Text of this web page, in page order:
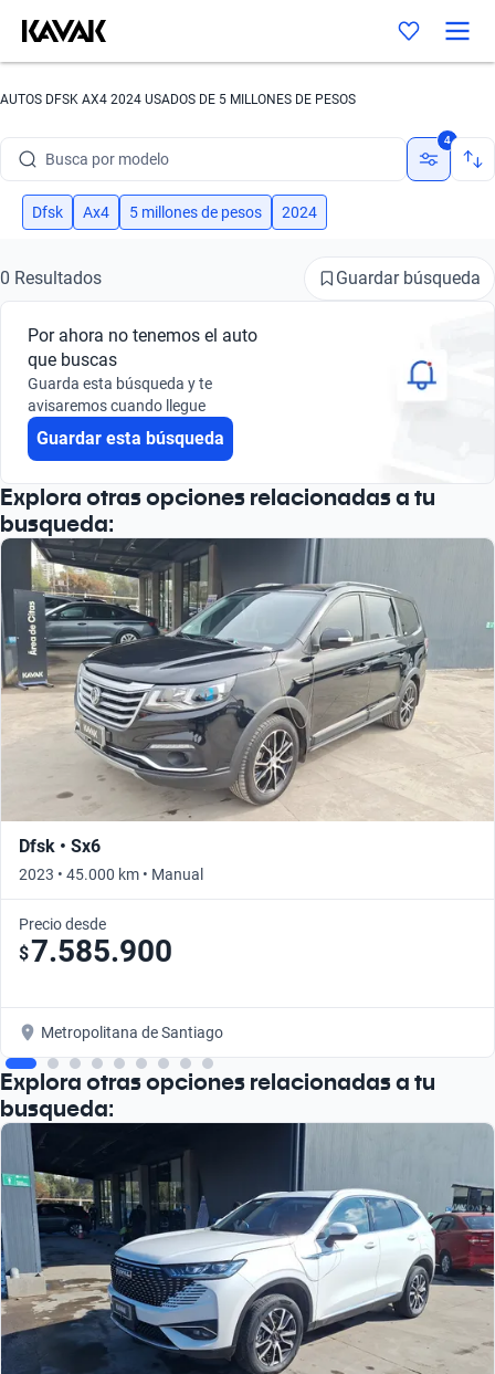
AUTOS DFSK AX4 2024 USADOS DE 5 MILLONES DE PESOS
Busca por modelo
Busca por versión
Busca por marca
Busca por modelo
Busca por versión
4
Dfsk Ax4 5 millones de pesos 2024
0 Resultados Guardar búsqueda
Por ahora no tenemos el auto
que buscas
Guarda esta búsqueda y te
avisaremos cuando llegue
Guardar esta búsqueda
Explora otras opciones relacionadas a tu
busqueda:
Dfsk • Sx6
2023 • 45.000 km • Manual
Precio desde
$7.585.900
Metropolitana de Santiago
Explora otras opciones relacionadas a tu
busqueda: